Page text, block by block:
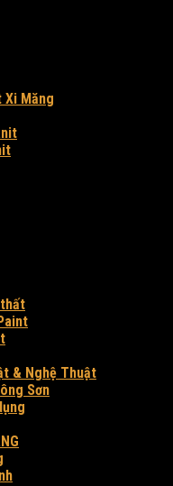
Xi Măng
& Nghệ Thuật
Sơn